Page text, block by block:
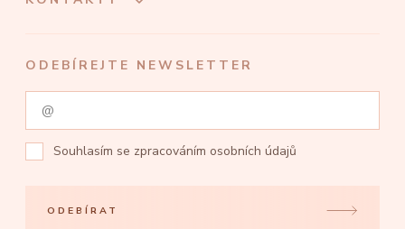
KONTAKTY
ODEBÍREJTE NEWSLETTER
zpracováním osobních údajů